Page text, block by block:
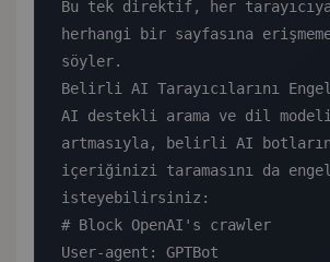
Bu tek direktif, her
herhangi bir sayfasına
söyler.
Belirli AI Tarayıcılarını
AI destekli arama ve dil
artmasıyla, belirli AI
içeriğinizi taramasını da
isteyebilirsiniz:
# Block OpenAI's crawler
User-agent: GPTBot